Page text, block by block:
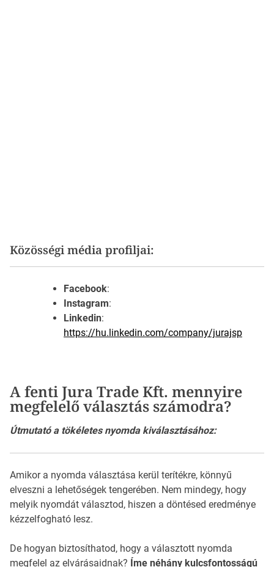
Közösségi média profiljai:
Facebook:
Instagram:
Linkedin:
https://hu.linkedin.com/company/jurajsp
A fenti Jura Trade Kft. mennyire
megfelelő választás számodra?
Útmutató a tökéletes nyomda kiválasztásához:
Amikor a nyomda választása kerül terítékre, könnyű
elveszni a lehetőségek tengerében. Nem mindegy, hogy
melyik nyomdát választod, hiszen a döntésed eredménye
kézzelfogható lesz.
De hogyan biztosíthatod, hogy a választott nyomda
megfelel az elvárásaidnak? Íme néhány kulcsfontosságú